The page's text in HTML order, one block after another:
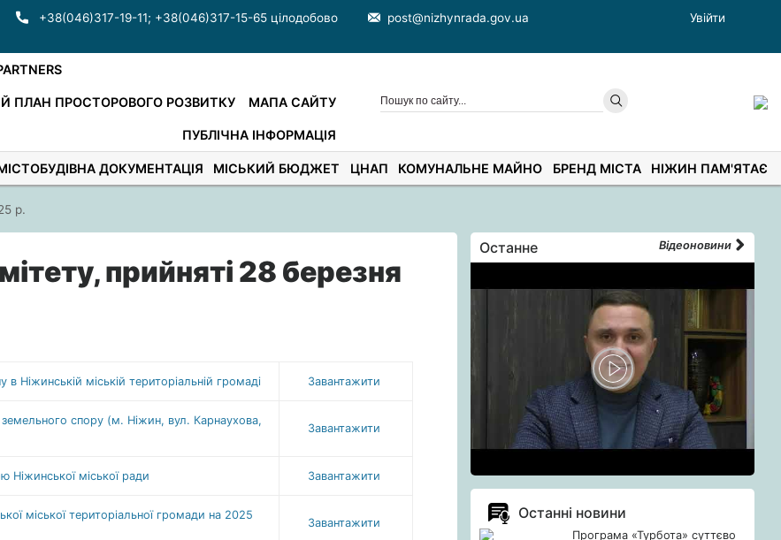
+38(046)317-19-11; +38(046)317-15-65 цілодобово post@nizhynrada.gov.ua
Увійти
ПЛАН ПРОСТОРОВОГО РОЗВИТКУ МАПА САЙТУ
ПУБЛІЧНА ІНФОРМАЦІЯ
ДОКУМЕНТАЦІЯ МІСЬКИЙ БЮДЖЕТ ЦНАП КОМУНАЛЬНЕ МАЙНО БРЕНД МІСТА НІЖИН ПАМ'ЯТАЄ
р.
прийняті 28 березня
міській територіальній громаді Завантажити
спору (м. Ніжин, вул. Карнаухова,
Завантажити
міської ради Завантажити
міської територіальної громади на 2025
Завантажити
Останне Відеоновини
Останні новини
Програма «Турбота» суттєво